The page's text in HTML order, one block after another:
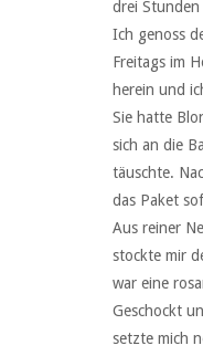
drei Stunden
Ich genoss
Freitags im
herein und
Sie hatte
sich an die
täuschte.
das Paket
Aus reiner
stockte mir
war eine
Geschockt
setzte mich